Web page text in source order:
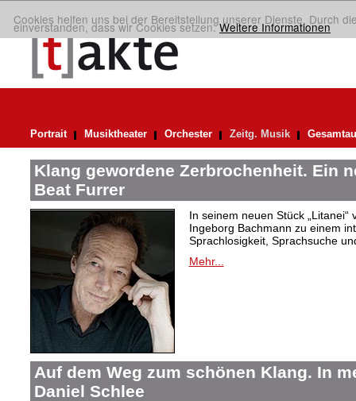
Cookies helfen uns bei der Bereitstellung unserer Dienste. Durch
einverstanden, dass wir Cookies setzen.Weitere Informationen
Portrait Musiktheater Orchester Zeitg. Musik
Klang gewordene Zerbrochenheit. Ein
Beat Furrer
In seinem neuen Stück
Ingeborg Bachmann zu einem
Sprachlosigkeit, Sprachsuche
Mehr...
Auf dem Weg zum schönen Klang. In
Daniel Schlee